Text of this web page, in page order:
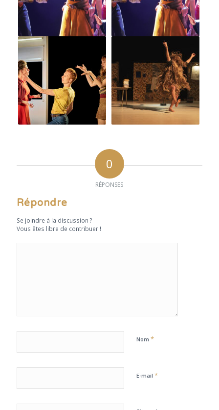
0
RÉPONSES
Répondre
Se joindre à la discussion ?
Vous êtes libre de contribuer !
Nom *
E-mail *